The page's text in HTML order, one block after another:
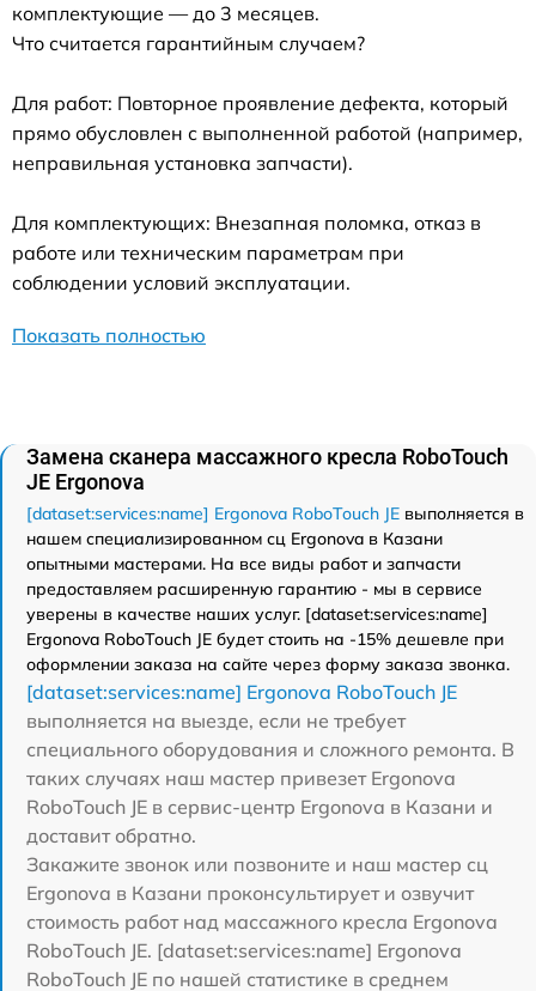
комплектующие — до 3 месяцев.
Что считается гарантийным случаем?
Для работ: Повторное проявление дефекта, который
прямо обусловлен с выполненной работой (например,
неправильная установка запчасти).
Для комплектующих: Внезапная поломка, отказ в
работе или техническим параметрам при
соблюдении условий эксплуатации.
Показать полностью
Замена сканера массажного кресла RoboTouch
JE Ergonova
[dataset:services:name] Ergonova RoboTouch JE выполняется в
нашем специализированном сц Ergonova в Казани
опытными мастерами. На все виды работ и запчасти
предоставляем расширенную гарантию - мы в сервисе
уверены в качестве наших услуг. [dataset:services:name]
Ergonova RoboTouch JE будет стоить на -15% дешевле при
оформлении заказа на сайте через форму заказа звонка.
[dataset:services:name] Ergonova RoboTouch JE
выполняется на выезде, если не требует
специального оборудования и сложного ремонта. В
таких случаях наш мастер привезет Ergonova
RoboTouch JE в сервис-центр Ergonova в Казани и
доставит обратно.
Закажите звонок или позвоните и наш мастер сц
Ergonova в Казани проконсультирует и озвучит
стоимость работ над массажного кресла Ergonova
RoboTouch JE. [dataset:services:name] Ergonova
RoboTouch JE по нашей статистике в среднем